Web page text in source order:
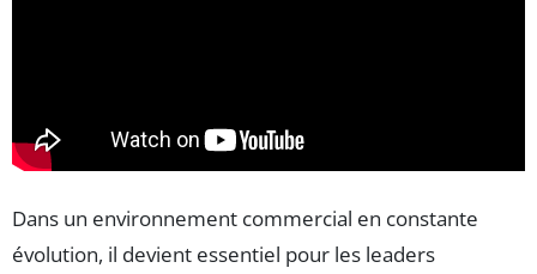
Dans un environnement commercial en constante
évolution, il devient essentiel pour les leaders